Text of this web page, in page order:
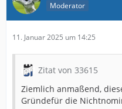
Moderator
11. Januar 2025 um 14:25
Zitat von 33615
Ziemlich anmaßend,
Gründefür die